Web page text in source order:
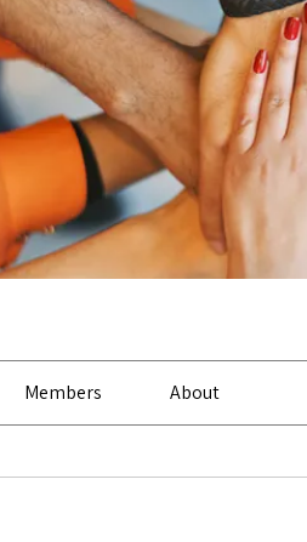
Members About